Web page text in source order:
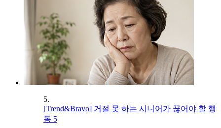
5.
[Trend&Bravo] 거절 못 하는 시니어가 끊어야 할 행
동 5